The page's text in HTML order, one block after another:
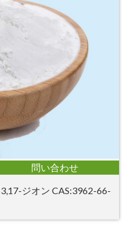
問い合わせ
ジオン CAS:3962-66-